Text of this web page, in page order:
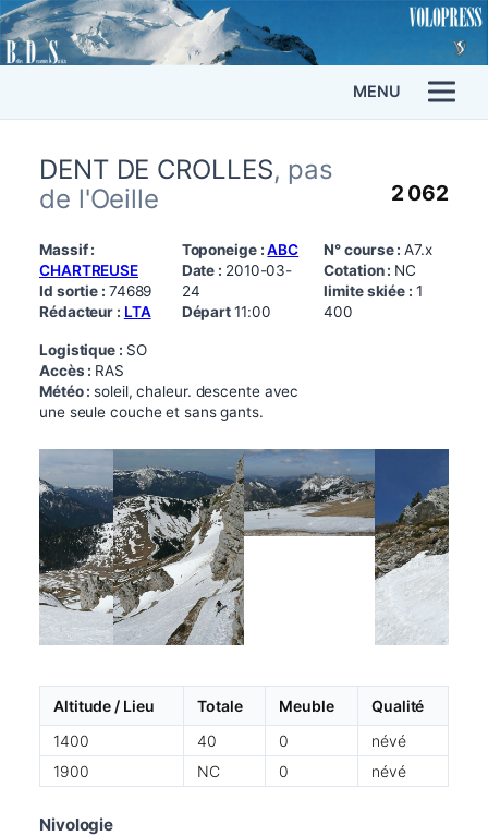
MENU
DENT DE CROLLES, pas
de l'Oeille
2 062
Massif :
CHARTREUSE
Id sortie : 74689
Rédacteur : LTA
Toponeige :ABC
Date : 2010-03-
24
Départ11:00
N° course :A7.x
Cotation : NC
limite skiée : 1
400
Logistique : SO
Accès : RAS
Météo :soleil, chaleur. descente avec
une seule couche et sans gants.
Altitude / Lieu Totale Meuble
Qualité
1400
40 0
névé
1900
NC 0 névé
Nivologie